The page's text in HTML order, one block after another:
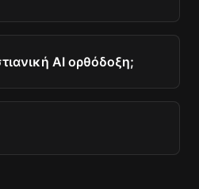
AI ορθόδοξη;